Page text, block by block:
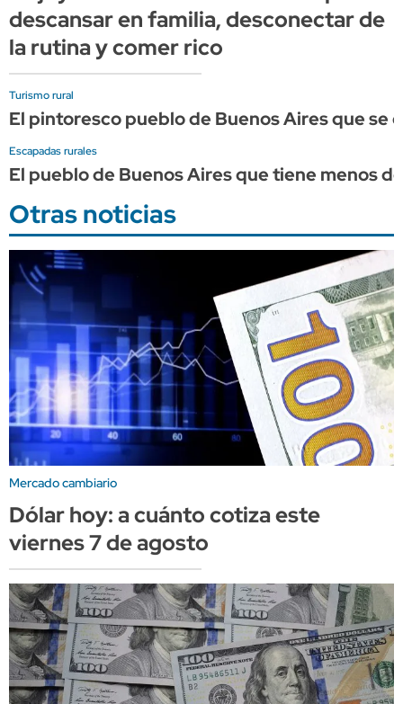
descansar en familia, desconectar de
la rutina y comer rico
Turismo rural
El pintoresco pueblo de Buenos Aires que se
Escapadas rurales
El pueblo de Buenos Aires que tiene menos
Otras noticias
Mercado cambiario
Dólar hoy: a cuánto cotiza este
viernes 7 de agosto